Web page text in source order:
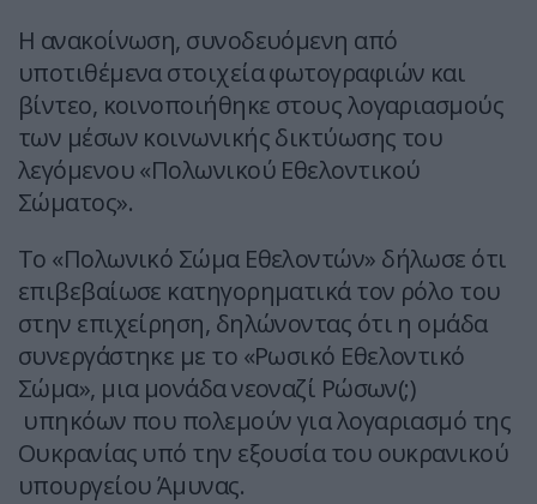
Η ανακοίνωση, συνοδευόμενη από
υποτιθέμενα στοιχεία φωτογραφιών και
βίντεο, κοινοποιήθηκε στους λογαριασμούς
των μέσων κοινωνικής δικτύωσης του
λεγόμενου «Πολωνικού Εθελοντικού
Σώματος».
Το «Πολωνικό Σώμα Εθελοντών» δήλωσε ότι
επιβεβαίωσε κατηγορηματικά τον ρόλο του
στην επιχείρηση, δηλώνοντας ότι η ομάδα
συνεργάστηκε με το «Ρωσικό Εθελοντικό
Σώμα», μια μονάδα νεοναζί Ρώσων(;)
υπηκόων που πολεμούν για λογαριασμό της
Ουκρανίας υπό την εξουσία του ουκρανικού
υπουργείου Άμυνας.